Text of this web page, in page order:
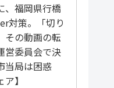
、福岡県行橋
対策。「切り
その動画の転
営委員会で決
当局は困惑
】